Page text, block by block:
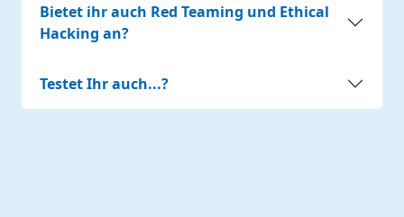
Bietet ihr auch Red Teaming und Ethical
Hacking an?
Testet Ihr auch...?